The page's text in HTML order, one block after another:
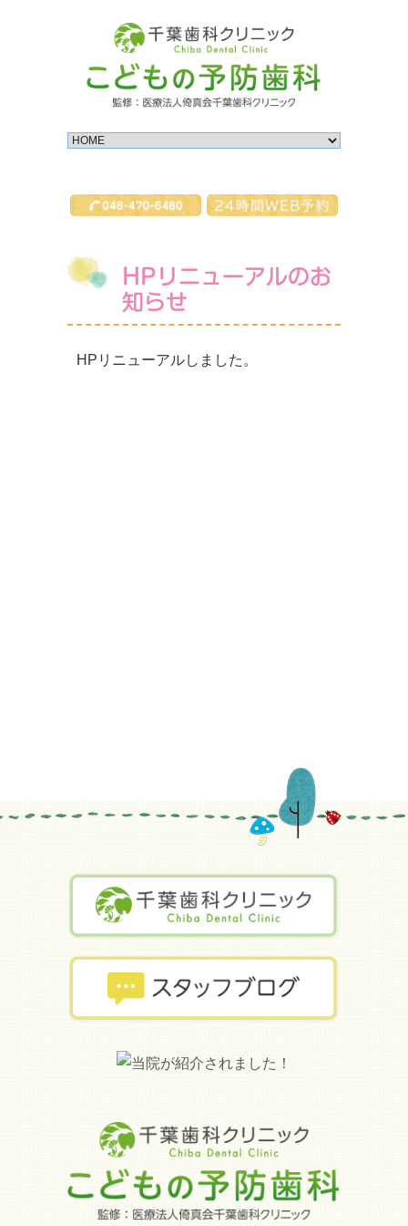
HPリニューアルのお
知らせ
HPリニューアルしました。